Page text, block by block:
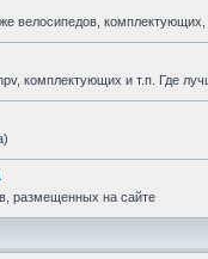
велосипедов,
комплектующих и т.п. Где
размещенных на сайте